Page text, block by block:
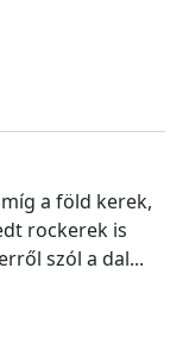
a föld kerek,
rockerek is
szól a dal...